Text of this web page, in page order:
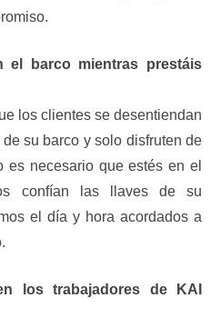
el barco mientras prestáis
los clientes se desentiendan
su barco y solo disfruten de
es necesario que estés en el
confían las llaves de su
el día y hora acordados a
los trabajadores de KAI